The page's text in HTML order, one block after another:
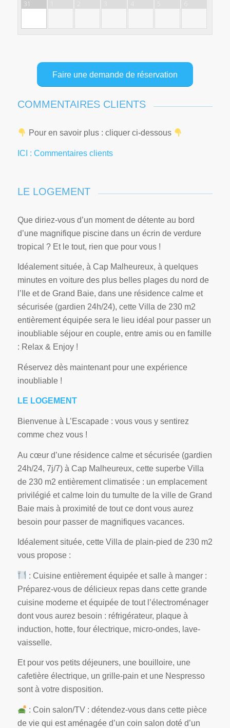
31
Faire une demande de réservation
COMMENTAIRES CLIENTS
Pour en savoir plus : cliquer ci-dessous
ICI : Commentaires clients
LE LOGEMENT
Que diriez-vous d’un moment de détente au bord
d’une magnifique piscine dans un écrin de verdure
tropical ? Et le tout, rien que pour vous !
Idéalement située, à Cap Malheureux, à quelques
minutes en voiture des plus belles plages du nord de
l’Ile et de Grand Baie, dans une résidence calme et
sécurisée (gardien 24h/24), cette Villa de 230 m2
entièrement équipée sera le lieu idéal pour passer un
inoubliable séjour en couple, entre amis ou en famille
: Relax & Enjoy !
Réservez dès maintenant pour une expérience
inoubliable !
LE LOGEMENT
Bienvenue à L’Escapade : vous vous y sentirez
comme chez vous !
Au cœur d’une résidence calme et sécurisée (gardien
24h/24, 7j/7) à Cap Malheureux, cette superbe Villa
de 230 m2 entièrement climatisée : un emplacement
privilégié et calme loin du tumulte de la ville de Grand
Baie mais à proximité de tout ce dont vous aurez
besoin pour passer de magnifiques vacances.
Idéalement située, cette Villa de plain-pied de 230 m2
vous propose :
: Cuisine entièrement équipée et salle à manger :
Préparez-vous de délicieux repas dans cette grande
cuisine moderne et équipée de tout l’électroménager
dont vous aurez besoin : réfrigérateur, plaque à
induction, hotte, four électrique, micro-ondes, lave-
vaisselle.
Et pour vos petits déjeuners, une bouilloire, une
cafetière électrique, un grille-pain et une Nespresso
sont à votre disposition.
: Coin salon/TV : détendez-vous dans cette pièce
de vie qui est aménagée d’un coin salon doté d’un